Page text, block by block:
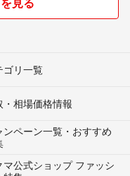
ゴリ一覧
・相場価格情報
ンペーン一覧・おすすめ
マ公式ショップ ファッシ